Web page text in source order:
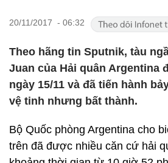
20/11/2017 - 06:32
Theo hãng tin Sputnik, tàu
Juan của Hải quân Argentina
ngày 15/11 và đã tiến hành
vệ tinh nhưng bất thành.
Bộ Quốc phòng Argentina cho
trên đã được nhiều căn cứ hải